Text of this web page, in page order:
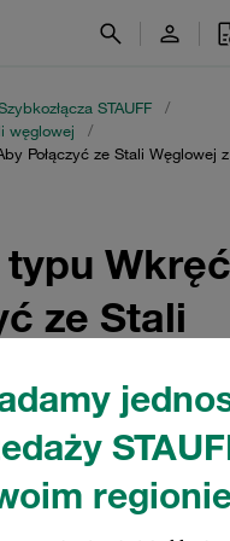
STAUFF
/
węglowej
/
Połączyć ze Stali Węglowej
typu
ze Stali
aby połączyć z
wersjach i seriach.